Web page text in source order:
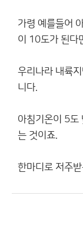
가령 예를들어
이 10도가 된다
우리나라 내륙
니다.
아침기온이 5도
는 것이죠.
한마디로 저주받